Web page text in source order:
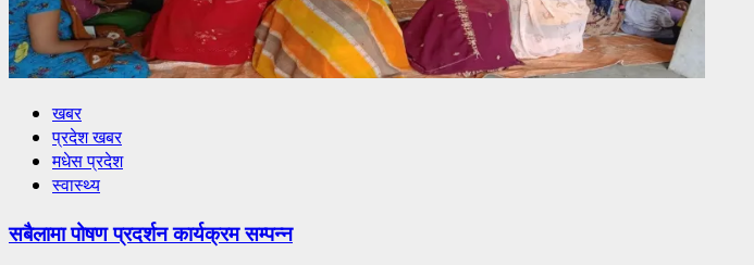
खबर
प्रदेश खबर
मधेस प्रदेश
स्वास्थ्य
सबैलामा पोषण प्रदर्शन कार्यक्रम सम्पन्न